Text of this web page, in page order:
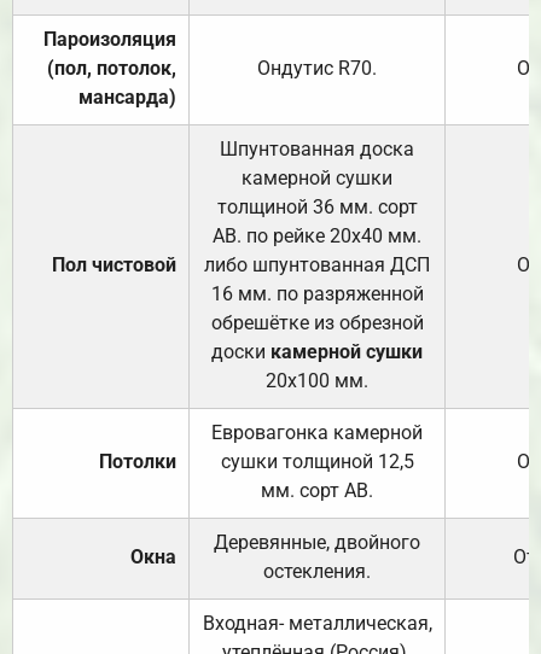
Пароизоляция
(пол, потолок,
мансарда)
Ондутис R70.
Пол чистовой
Шпунтованная доска
камерной сушки
толщиной 36 мм. сорт
АВ. по рейке 20х40 мм.
либо шпунтованная ДСП
16 мм. по разряженной
обрешётке из обрезной
доски камерной сушки
20х100 мм.
Потолки
Евровагонка камерной
сушки толщиной 12,5
мм. сорт АВ.
Окна
Деревянные, двойного
остекления.
Входная- металлическая,